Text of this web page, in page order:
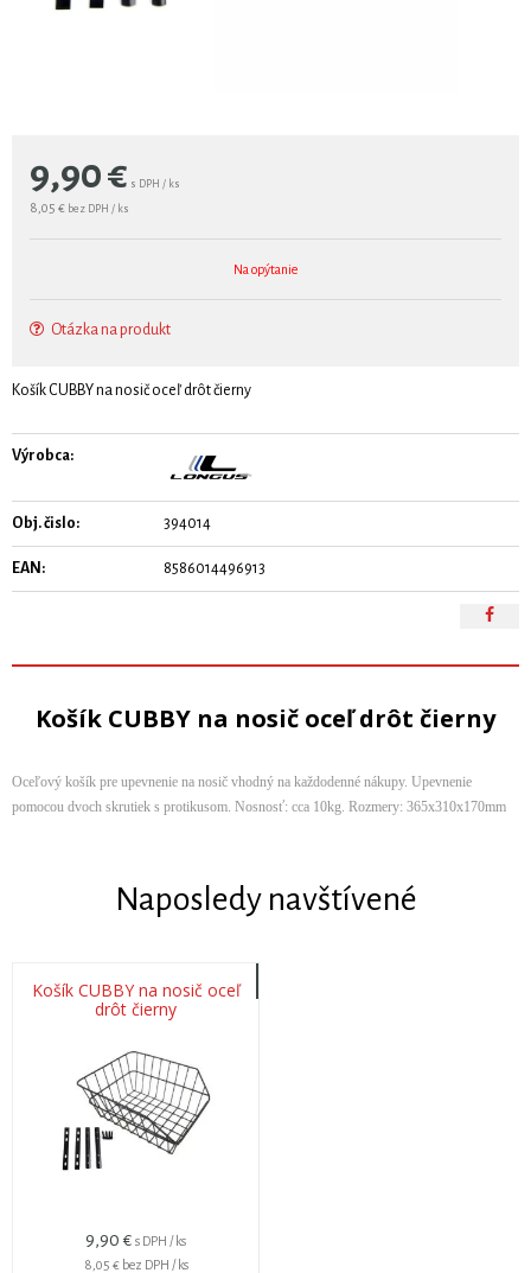
9,90€ s DPH / ks
8,05 € bez DPH / ks
Na opýtanie
Otázka na produkt
Košík CUBBY na nosič oceľ drôt čierny
Výrobca:
Obj. čislo: 394014
EAN: 8586014496913
Košík CUBBY na nosič oceľ drôt čierny
Oceľový košík pre upevnenie na nosič vhodný na každodenné nákupy. Upevnenie
pomocou dvoch skrutiek s protikusom. Nosnosť: cca 10kg. Rozmery: 365x310x170mm
Naposledy navštívené
Košík CUBBY na nosič oceľ
drôt čierny
9,90 € s DPH / ks
8,05 € bez DPH / ks